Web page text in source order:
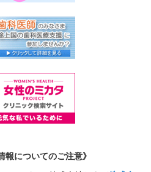
報についてのご注意》